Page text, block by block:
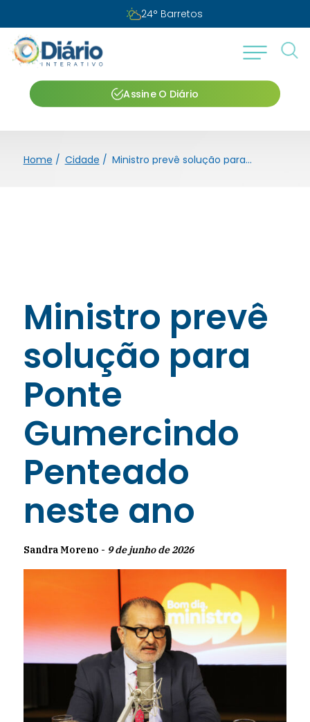
Domingo, 09 de agosto de 2026
Assine O Diário
Home / Cidade / Ministro prevê solução para Ponte Gumercindo Penteado neste ano
Ministro prevê
solução para
Ponte
Gumercindo
Penteado
neste ano
Sandra Moreno - 9 de junho de 2026